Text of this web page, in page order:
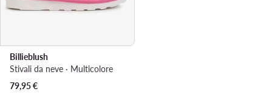
Billieblush
Stivali da neve · Multicolore
79,95€